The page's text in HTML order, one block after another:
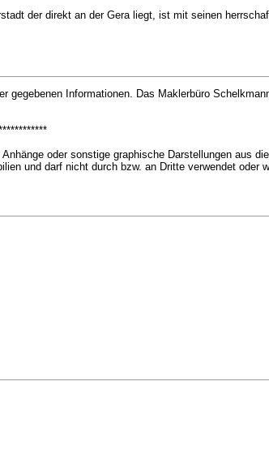
der direkt an der Gera liegt, ist mit seinen
gegebenen Informationen. Das Maklerbüro
oder sonstige graphische Darstellungen aus
und darf nicht durch bzw. an Dritte verwendet oder